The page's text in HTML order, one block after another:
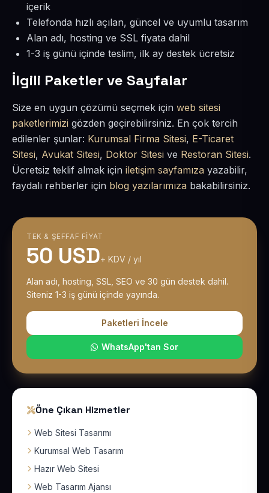
içerik
Telefonda hızlı açılan, güncel ve uyumlu tasarım
Alan adı, hosting ve SSL fiyata dahil
1-3 iş günü içinde teslim, ilk ay destek ücretsiz
İlgili Paketler ve Sayfalar
Size en uygun çözümü seçmek için web sitesi
paketlerimizi gözden geçirebilirsiniz. En çok tercih
edilenler şunlar: Kurumsal Firma Sitesi, E-Ticaret
Sitesi, Avukat Sitesi, Doktor Sitesi ve Restoran Sitesi.
Ücretsiz teklif almak için iletişim sayfamıza yazabilir,
faydalı rehberler için blog yazılarımıza bakabilirsiniz.
TEK & ŞEFFAF FIYAT
50 USD+ KDV / yıl
Alan adı, hosting, SSL, SEO ve 30 gün destek dahil.
Siteniz 1-3 iş günü içinde yayında.
Paketleri İncele
WhatsApp'tan Sor
Öne Çıkan Hizmetler
Web Sitesi Tasarımı
Kurumsal Web Tasarım
Hazır Web Sitesi
Web Tasarım Ajansı